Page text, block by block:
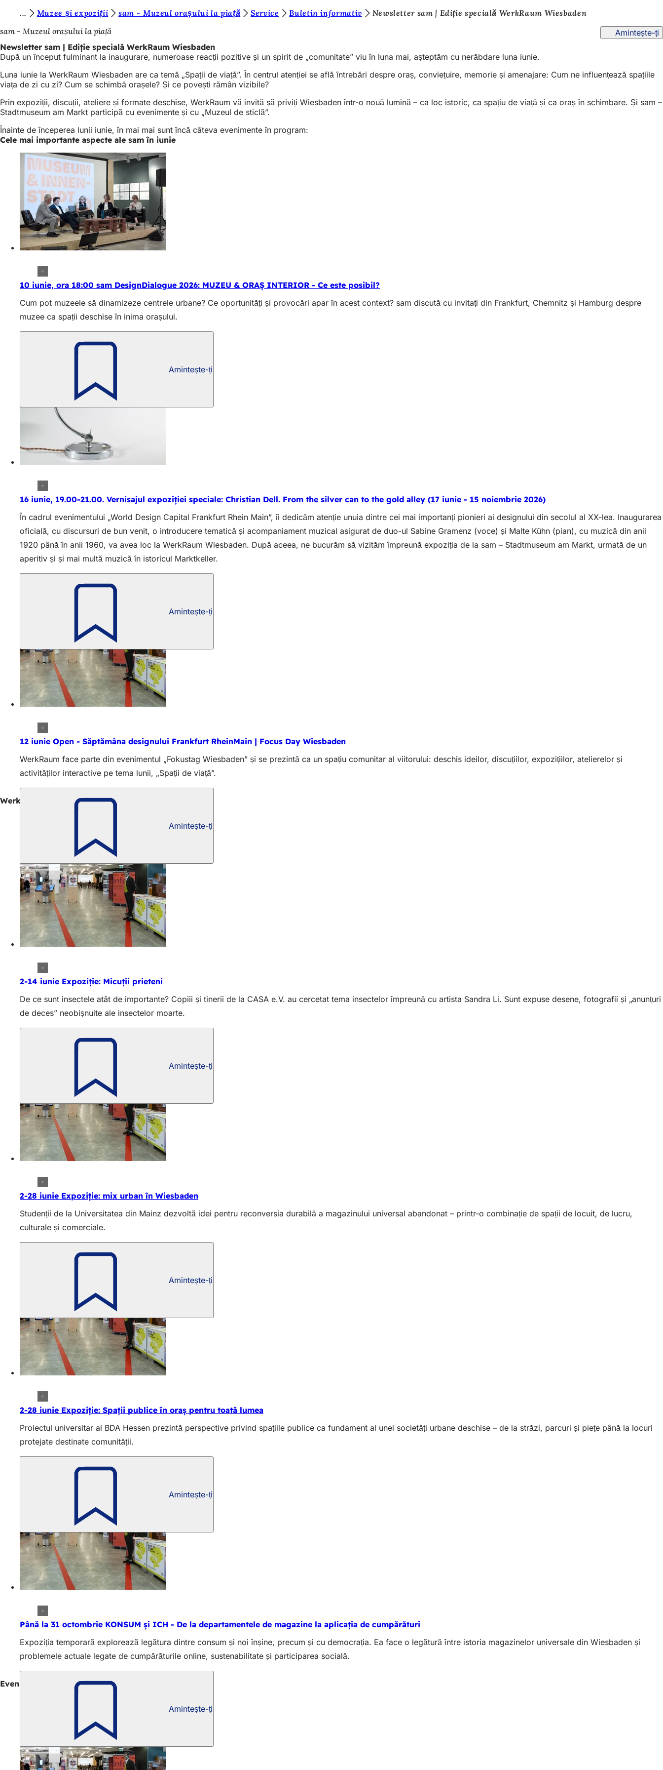
Salt la conținut
u
n
t
e
ț
i
a
i
Muzee și expoziții sam - Muzeul orașului la piață Service Buletin informativ
Newsletter sam | Ediție specială WerkRaum Wiesbaden
sam - Muzeul orașului la piață
Amintește-ți
Newsletter sam | Ediție specială WerkRaum Wiesbaden
După un început fulminant la inaugurare, numeroase reacții pozitive și un spirit de „comunitate” viu în luna mai, așteptăm cu nerăbdare luna iunie.
Luna iunie la WerkRaum Wiesbaden are ca temă „Spații de viață”. În centrul atenției se află întrebări despre oraș, conviețuire, memorie și amenajare: Cum ne influențează spațiile
viața de zi cu zi? Cum se schimbă orașele? Și ce povești rămân vizibile?
Prin expoziții, discuții, ateliere și formate deschise, WerkRaum vă invită să priviți Wiesbaden într-o nouă lumină – ca loc istoric, ca spațiu de viață și ca oraș în schimbare. Și sam –
Stadtmuseum am Markt participă cu evenimente și cu „Muzeul de sticlă”.
Înainte de începerea lunii iunie, în mai mai sunt încă câteva evenimente în program:
Cele mai importante aspecte ale sam în iunie
10 iunie, ora 18:00 sam DesignDialogue 2026: MUZEU & ORAȘ INTERIOR - Ce este posibil?
Cum pot muzeele să dinamizeze centrele urbane? Ce oportunități și provocări apar în acest context? sam discută cu invitați din Frankfurt, Chemnitz și Hamburg despre
muzee ca spații deschise în inima orașului.
Amintește-ți
16 iunie, 19.00-21.00. Vernisajul expoziției speciale: Christian Dell. From the silver can to the gold alley (17 iunie - 15 noiembrie 2026)
În cadrul evenimentului „World Design Capital Frankfurt Rhein Main”, îi dedicăm atenție unuia dintre cei mai importanți pionieri ai designului din secolul al XX-lea. Inaugurarea
oficială, cu discursuri de bun venit, o introducere tematică și acompaniament muzical asigurat de duo-ul Sabine Gramenz (voce) și Malte Kühn (pian), cu muzică din anii
1920 până în anii 1960, va avea loc la WerkRaum Wiesbaden. După aceea, ne bucurăm să vizităm împreună expoziția de la sam – Stadtmuseum am Markt, urmată de un
aperitiv și și mai multă muzică în istoricul Marktkeller.
Amintește-ți
12 iunie Open - Săptămâna designului Frankfurt RheinMain | Focus Day Wiesbaden
WerkRaum face parte din evenimentul „Fokustag Wiesbaden” și se prezintă ca un spațiu comunitar al viitorului: deschis ideilor, discuțiilor, expozițiilor, atelierelor și
activităților interactive pe tema lunii, „Spații de viață”.
Amintește-ți
WerkRaum Wiesbaden: Expoziții în iunie
2-14 iunie Expoziție: Micuții prieteni
De ce sunt insectele atât de importante? Copiii și tinerii de la CASA e.V. au cercetat tema insectelor împreună cu artista Sandra Li. Sunt expuse desene, fotografii și „anunțuri
de deces” neobișnuite ale insectelor moarte.
Amintește-ți
2-28 iunie Expoziție: mix urban în Wiesbaden
Studenții de la Universitatea din Mainz dezvoltă idei pentru reconversia durabilă a magazinului universal abandonat – printr-o combinație de spații de locuit, de lucru,
culturale și comerciale.
Amintește-ți
2-28 iunie Expoziție: Spații publice în oraș pentru toată lumea
Proiectul universitar al BDA Hessen prezintă perspective privind spațiile publice ca fundament al unei societăți urbane deschise – de la străzi, parcuri și piețe până la locuri
protejate destinate comunității.
Amintește-ți
Până la 31 octombrie KONSUM și ICH - De la departamentele de magazine la aplicația de cumpărături
Expoziția temporară explorează legătura dintre consum și noi înșine, precum și cu democrația. Ea face o legătură între istoria magazinelor universale din Wiesbaden și
problemele actuale legate de cumpărăturile online, sustenabilitate și participarea socială.
Amintește-ți
Evenimente recurente